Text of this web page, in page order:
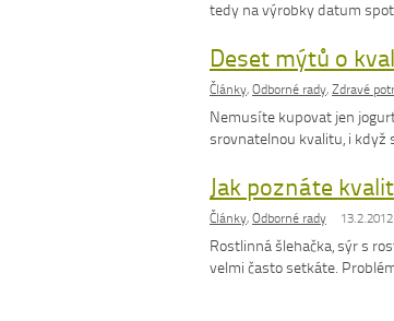
tedy na výrobky datum
Deset mýtů o
Články, Odborné rady, Zdravé
Nemusíte kupovat jen
srovnatelnou kvalitu, i když
Jak poznáte
Články, Odborné rady 13.2.2012
Rostlinná šlehačka, sýr s
velmi často setkáte.